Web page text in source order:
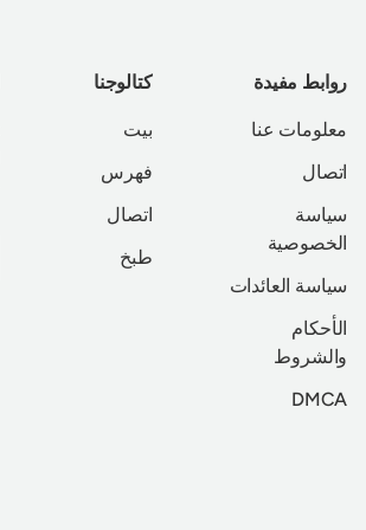
روابط مفيدة
معلومات عنا
اتصال
سياسة
الخصوصية
سياسة العائدات
الأحكام
والشروط
DMCA
كتالوجنا
بيت
فهرس
اتصال
طبخ